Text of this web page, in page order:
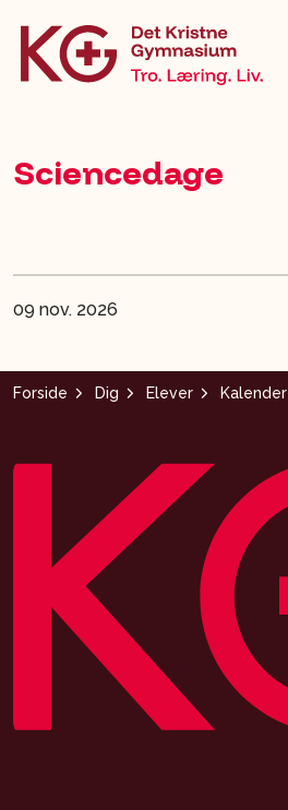
Sciencedage
09 nov. 2026
Forside Dig Elever Kalender